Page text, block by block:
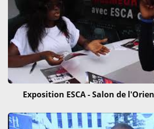
Exposition ESCA - Salon de